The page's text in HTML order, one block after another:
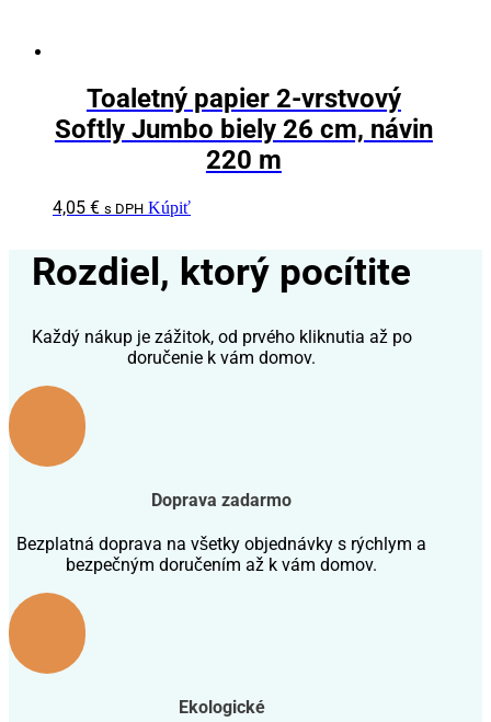
Toaletný papier 2-vrstvový
Softly Jumbo biely 26 cm, návin
220 m
4,05 € s DPH Kúpiť
Rozdiel, ktorý pocítite
Každý nákup je zážitok, od prvého kliknutia až po
doručenie k vám domov.
Doprava zadarmo
Bezplatná doprava na všetky objednávky s rýchlym a
bezpečným doručením až k vám domov.
Ekologické